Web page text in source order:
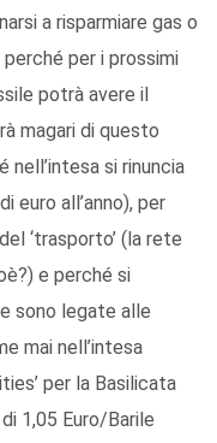
a risparmiare gas o
per i prossimi
potrà avere il
magari di questo
nell’intesa si rinuncia
euro all’anno), per
‘trasporto’ (la rete
e perché si
sono legate alle
mai nell’intesa
per la Basilicata
1,05 Euro/Barile